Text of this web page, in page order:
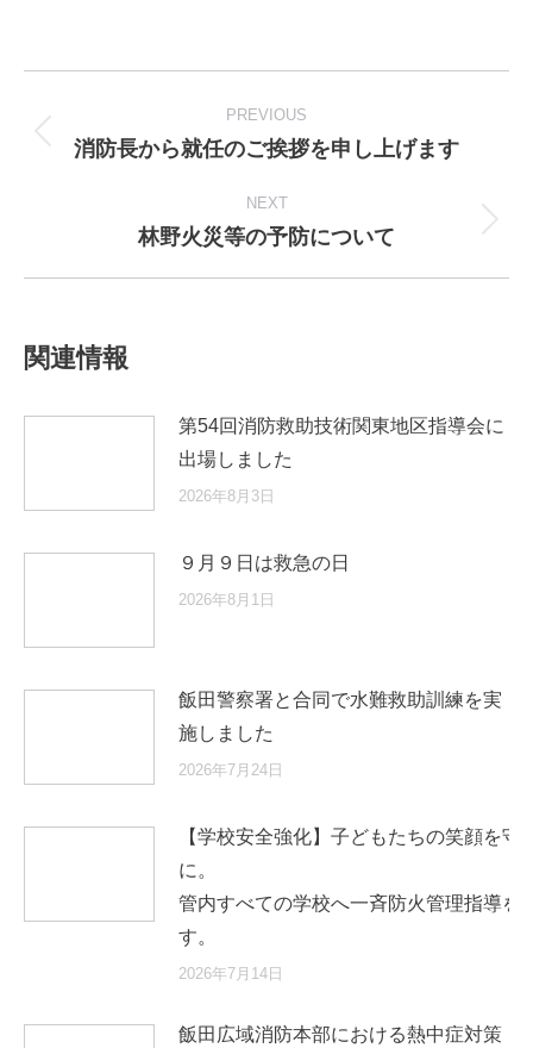
navigation
PREVIOUS
Previous
消防長から就任のご挨拶を申し上げます
NEXT
Next
林野火災等の予防について
関連情報
第54回消防救助技術関東地区指導会に
出場しました
2026年8月3日
９月９日は救急の日
2026年8月1日
飯田警察署と合同で水難救助訓練を実
施しました
2026年7月24日
【学校安全強化】子どもたちの笑顔を守
に
管内すべての学校へ一斉防火管理指導を
す。
2026年7月14日
飯田広域消防本部における熱中症対策